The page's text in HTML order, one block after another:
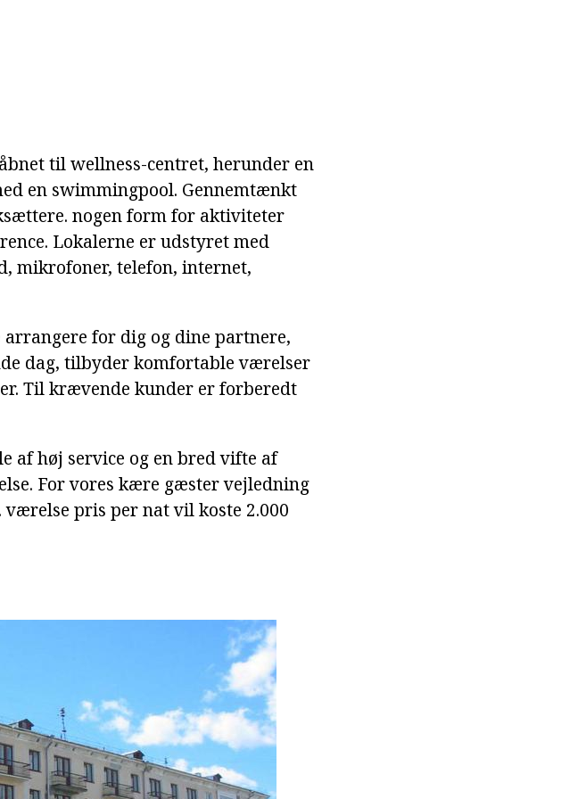
til wellness-centret, herunder en
en swimmingpool. Gennemtænkt
nogen form for aktiviteter
Lokalerne er udstyret med
mikrofoner, telefon, internet,
for dig og dine partnere,
dag, tilbyder komfortable værelser
Til krævende kunder er forberedt
af høj service og en bred vifte af
For vores kære gæster vejledning
pris per nat vil koste 2.000